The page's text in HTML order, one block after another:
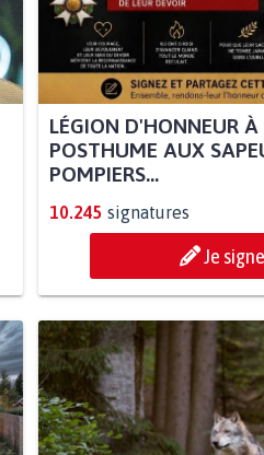
LÉGION D'HONNEUR À
POSTHUME AUX
POMPIERS...
10.245 signatures
Je signe